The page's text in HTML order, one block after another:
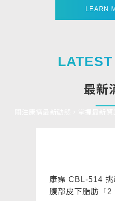
LEARN
康霈 CBL-514
腹部皮下脂肪「2
最新